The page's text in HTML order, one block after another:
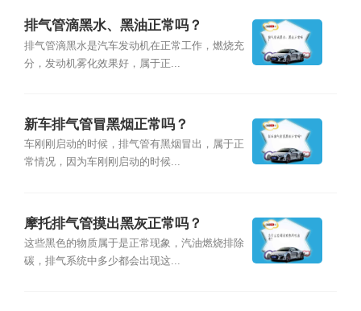
排气管滴黑水、黑油正常吗？
排气管滴黑水是汽车发动机在正常工作，燃烧充
分，发动机雾化效果好，属于正...
新车排气管冒黑烟正常吗？
车刚刚启动的时候，排气管有黑烟冒出，属于正
常情况，因为车刚刚启动的时候...
摩托排气管摸出黑灰正常吗？
这些黑色的物质属于是正常现象，汽油燃烧排除
碳，排气系统中多少都会出现这...